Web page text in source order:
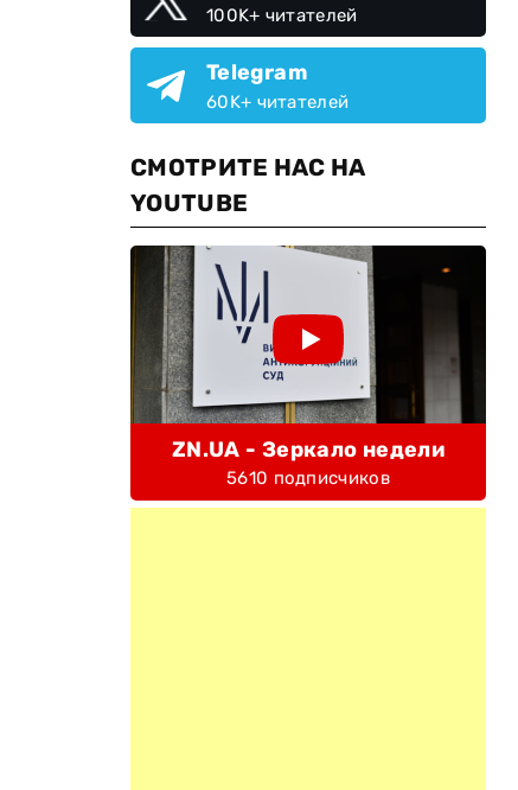
100K+ читателей
Telegram
60K+ читателей
СМОТРИТЕ НАС НА
YOUTUBE
ZN.UA - Зеркало недели
5610 подписчиков